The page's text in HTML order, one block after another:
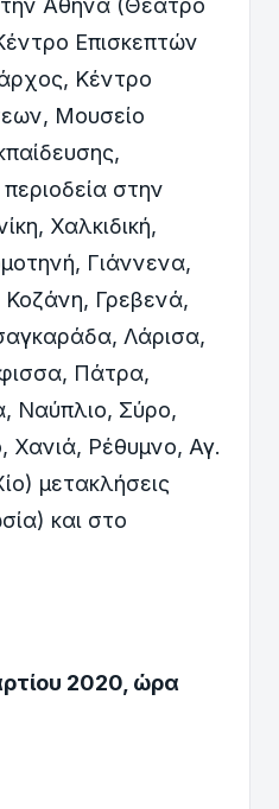
Αθήνα (Θέατρο
Επισκεπτών
Κέντρο
Μουσείο
στην
Χαλκιδική,
Γιάννενα,
Γρεβενά,
Λάρισα,
Πάτρα,
Ναύπλιο, Σύρο,
Χανιά, Ρέθυμνο, Αγ.
μετακλήσεις
και στο
2020, ώρα